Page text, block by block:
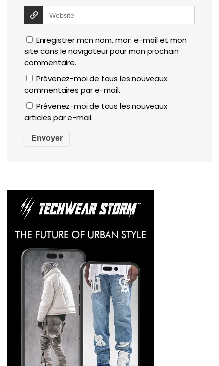
Enregistrer mon nom, mon e-mail et mon
site dans le navigateur pour mon prochain
commentaire.
Prévenez-moi de tous les nouveaux
commentaires par e-mail.
Prévenez-moi de tous les nouveaux
articles par e-mail.